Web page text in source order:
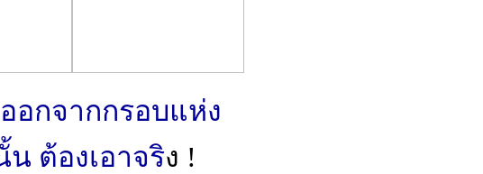
อกจากกรอบแห่ง
น ต้องเอาจริง !